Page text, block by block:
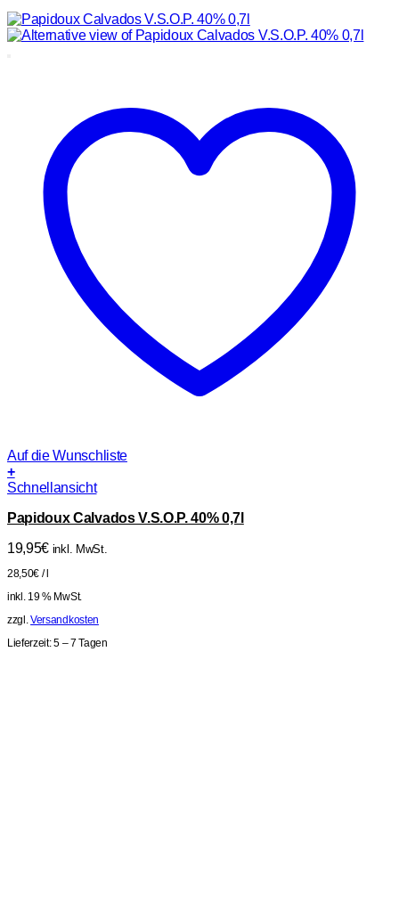
Auf die Wunschliste
+
Schnellansicht
Papidoux Calvados V.S.O.P. 40% 0,7l
19,95€ inkl. MwSt.
28,50€ /
inkl. 19 % MwSt.
zzgl.Versandkosten
Lieferzeit:5 – 7 Tagen